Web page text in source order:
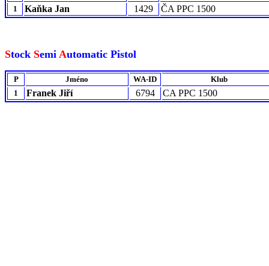
1
Kaňka Jan 1429 ČA PPC 1500
Stock Semi Automatic Pistol
P Jméno WA-ID
Klub
1
Franek Jiří 6794 CA PPC 1500